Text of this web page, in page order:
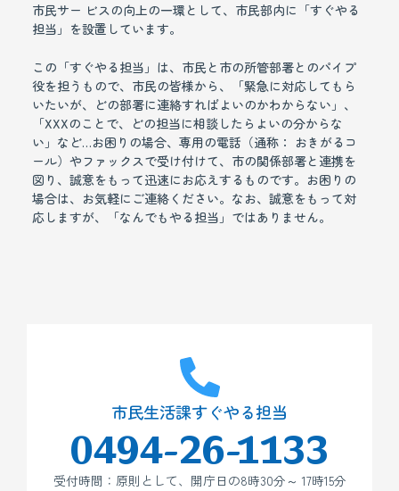
市民サー ビスの向上の一環として、市民部内に「すぐやる
担当」を設置しています。
この「すぐやる担当」は、市民と市の所管部署とのパイプ
役を担うもので、市民の皆様から、「緊急に対応してもら
いたいが、どの部署に連絡すればよいのかわからない」、
「XXXのことで、どの担当に相談したらよいの分からな
い」など…お困りの場合、専用の電話（通称： おきがるコ
ール）やファックスで受け付けて、市の関係部署と連携を
図り、誠意をもって迅速にお応えするものです。お困りの
場合は、お気軽にご連絡ください。なお、誠意をもって対
応しますが、「なんでもやる担当」ではありません。
市民生活課すぐやる担当
0494-26-1133
受付時間：原則として、開庁日の8時30分～ 17時15分